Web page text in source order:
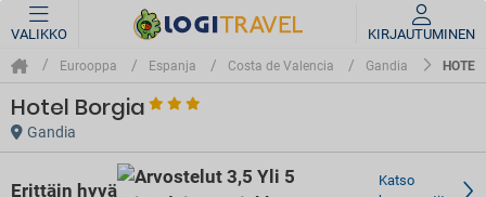
VALIKKO KIRJAUTUMINEN
Eurooppa Espanja Costa de Valencia Gandia
Hotel Borgia
Gandia
Erittäin hyvä
Katso